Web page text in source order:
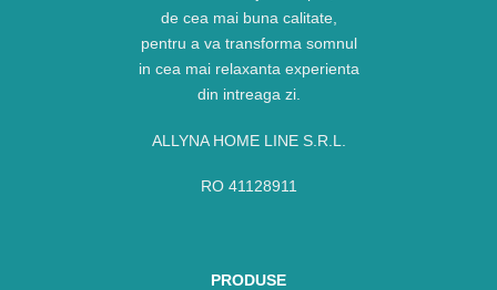
de cea mai buna calitate,
pentru a va transforma somnul
in cea mai relaxanta experienta
din intreaga zi.
ALLYNA HOME LINE S.R.L.
RO 41128911
PRODUSE